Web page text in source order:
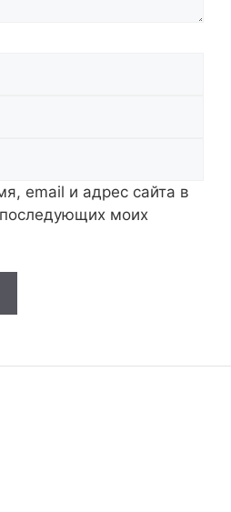
email и адрес сайта в
моих